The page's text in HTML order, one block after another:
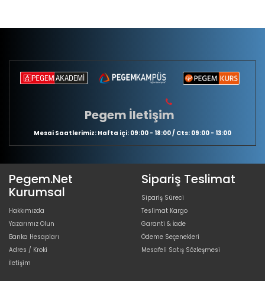
Pegem İletişim
Mesai Saatlerimiz: Hafta içi: 09:00 - 18:00 / Cts: 09:00 - 13:00
Pegem.Net
Kurumsal
Hakkımızda
Yazarımız Olun
Banka Hesapları
Adres / Kroki
İletişim
Sipariş Teslimat
Sipariş Süreci
Teslimat Kargo
Garanti & İade
Ödeme Seçenekleri
Mesafeli Satış Sözleşmesi